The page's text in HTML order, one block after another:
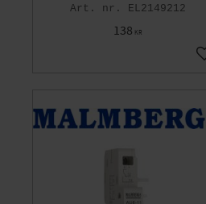
EL2149212
138 KR